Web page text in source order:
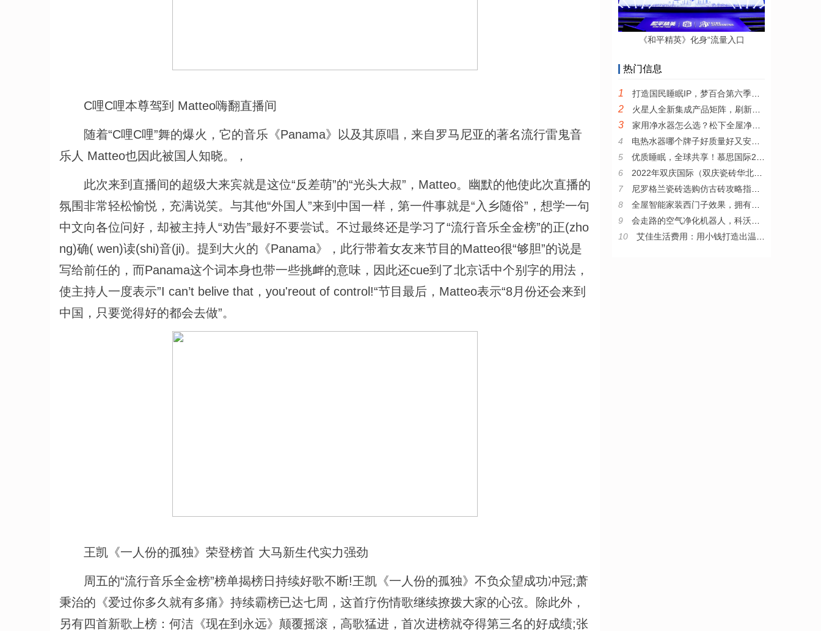
C哩C哩本尊驾到 Matteo嗨翻直播间
随着“C哩C哩”舞的爆火，它的音乐《Panama》以及其原唱，来自罗马尼亚的著名流行雷鬼音
乐人 Matteo也因此被国人知晓。，
此次来到直播间的超级大来宾就是这位“反差萌”的“光头大叔”，Matteo。幽默的他使此次直播的
氛围非常轻松愉悦，充满说笑。与其他“外国人”来到中国一样，第一件事就是“入乡随俗”，想学一句
中文向各位问好，却被主持人“劝告”最好不要尝试。不过最终还是学习了“流行音乐全金榜”的正(zho
ng)确( wen)读(shi)音(ji)。提到大火的《Panama》，此行带着女友来节目的Matteo很“够胆”的说是
写给前任的，而Panama这个词本身也带一些挑衅的意味，因此还cue到了北京话中个别字的用法，
使主持人一度表示”I can’t belive that，you'reout of control!“节目最后，Matteo表示“8月份还会来到
中国，只要觉得好的都会去做”。
王凯《一人份的孤独》荣登榜首 大马新生代实力强劲
周五的“流行音乐全金榜”榜单揭榜日持续好歌不断!王凯《一人份的孤独》不负众望成功冲冠;萧
秉治的《爱过你多久就有多痛》持续霸榜已达七周，这首疗伤情歌继续撩拨大家的心弦。除此外，
另有四首新歌上榜：何洁《现在到永远》颠覆摇滚，高歌猛进，首次进榜就夺得第三名的好成绩;张
《和平精英》化身“流量入口
热门信息
1 打造国民睡眠IP，梦百合第六季全民试睡节引领0压睡眠新风尚
2 火星人全新集成产品矩阵，刷新集成厨电产品新高度
3
家用净水器怎么选？松下全屋净水系统值得推荐
4
电热水器哪个牌子好质量好又安全？耐用安全的电热水器推荐
5
优质睡眠，全球共享！慕思国际2022年全新品牌宣传片发布
6
2022年双庆国际（双庆瓷砖华北区）核心战略伙伴峰会圆满举行
7
尼罗格兰瓷砖选购仿古砖攻略指南，教你从小白变“砖”家
8
全屋智能家装西门子效果，拥有西门子整套智能家居是什么体验
9
会走路的空气净化机器人，科沃斯沁宝让房子住得更舒心
10
艾佳生活费用：用小钱打造出温暖家